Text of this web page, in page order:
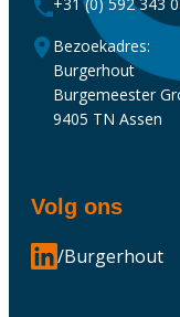
Bezoekadres:
Burgerhout
Burgemeester
9405 TN Assen
Volg ons
/Burgerhout